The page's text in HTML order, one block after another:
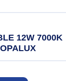
12W 7000K